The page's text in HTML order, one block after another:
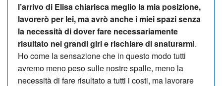
l’arrivo di Elisa chiarisca meglio la mia posizione,
lavorerò per lei, ma avrò anche i miei spazi senza
la necessità di dover fare necessariamente
risultato nei grandi giri e rischiare di snaturarmi.
Ho come la sensazione che in questo modo tutti
avremo meno peso sulle nostre spalle, meno la
necessità di fare risultato a tutti i costi, ma lavorare